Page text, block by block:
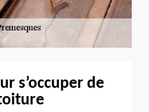
s’occuper de